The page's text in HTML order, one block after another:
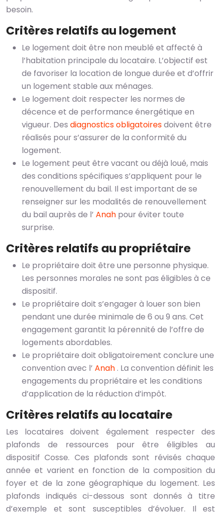
besoin.
Critères relatifs au logement
Le logement doit être non meublé et affecté à
l’habitation principale du locataire. L’objectif est
de favoriser la location de longue durée et d’offrir
un logement stable aux ménages.
Le logement doit respecter les normes de
décence et de performance énergétique en
vigueur. Des diagnostics obligatoiresdoivent être
réalisés pour s’assurer de la conformité du
logement.
Le logement peut être vacant ou déjà loué, mais
des conditions spécifiques s’appliquent pour le
renouvellement du bail. Il est important de se
renseigner sur les modalités de renouvellement
du bail auprès de l’ Anah pour éviter toute
surprise.
Critères relatifs au propriétaire
Le propriétaire doit être une personne physique.
Les personnes morales ne sont pas éligibles à ce
dispositif.
Le propriétaire doit s’engager à louer son bien
pendant une durée minimale de 6 ou 9 ans. Cet
engagement garantit la pérennité de l’offre de
logements abordables.
Le propriétaire doit obligatoirement conclure une
convention avec l’ Anah . La convention définit les
engagements du propriétaire et les conditions
d’application de la réduction d’impôt.
Critères relatifs au locataire
Les locataires doivent également respecter des
plafonds de ressources pour être éligibles au
dispositif Cosse. Ces plafonds sont révisés chaque
année et varient en fonction de la composition du
foyer et de la zone géographique du logement. Les
plafonds indiqués ci-dessous sont donnés à titre
d’exemple et sont susceptibles d’évoluer. Il est